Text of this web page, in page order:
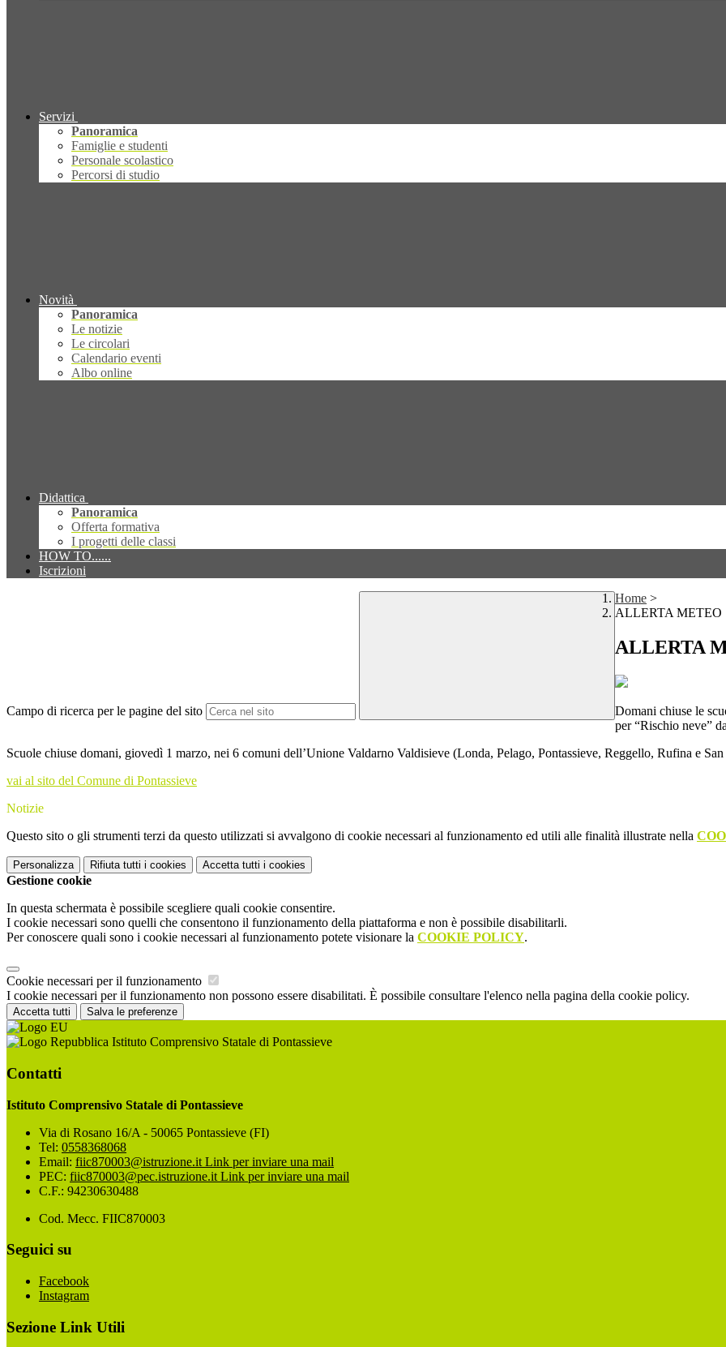
Servizi
Panoramica
Famiglie e studenti
Personale scolastico
Percorsi di studio
Novità
Panoramica
Le notizie
Le circolari
Calendario eventi
Albo online
Didattica
Panoramica
Offerta formativa
I progetti delle classi
HOW TO......
Iscrizioni
Campo di ricerca per le pagine del sito
Home >
ALLERTA METEO
ALLERTA
Domani chiuse le
per “Rischio neve”
Scuole chiuse domani, giovedì 1 marzo, nei 6 comuni dell’Unione Valdarno Valdisieve (Londa, Pelago, Pontassieve, Reggello, Rufina e
vai al sito del Comune di Pontassieve
Notizie
Questo sito o gli strumenti terzi da questo utilizzati si avvalgono di cookie necessari al funzionamento ed utili alle finalità illustrate nella
Personalizza Rifiuta tutti i cookies Accetta tutti i cookies
Gestione cookie
In questa schermata è possibile scegliere quali cookie consentire.
I cookie necessari sono quelli che consentono il funzionamento della piattaforma e non è possibile disabilitarli.
Per conoscere quali sono i cookie necessari al funzionamento potete visionare la COOKIE POLICY.
Cookie necessari per il funzionamento
I cookie necessari per il funzionamento non possono essere disabilitati. È possibile consultare l'elenco nella pagina della cookie policy.
Accetta tutti Salva le preferenze
Istituto Comprensivo Statale di Pontassieve
Contatti
Istituto Comprensivo Statale di Pontassieve
Via di Rosano 16/A - 50065 Pontassieve (FI)
Tel: 0558368068
Email: fiic870003@istruzione.it Link per inviare una mail
PEC: fiic870003@pec.istruzione.it Link per inviare una mail
C.F.: 94230630488
Cod. Mecc. FIIC870003
Seguici su
Facebook
Instagram
Sezione Link Utili